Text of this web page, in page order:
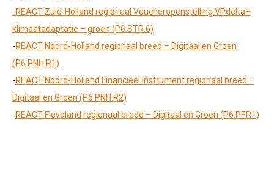
-REACT Zuid-Holland regionaal Voucheropenstelling VPdelta+
klimaatadaptatie – groen (P6.STR.6)
-REACT Noord-Holland regionaal breed – Digitaal en Groen
(P6.PNH.R1)
-REACT Noord-Holland Financieel Instrument regionaal breed –
Digitaal en Groen (P6.PNH.R2)
-REACT Flevoland regionaal breed – Digitaal en Groen (P6.PF.R1)